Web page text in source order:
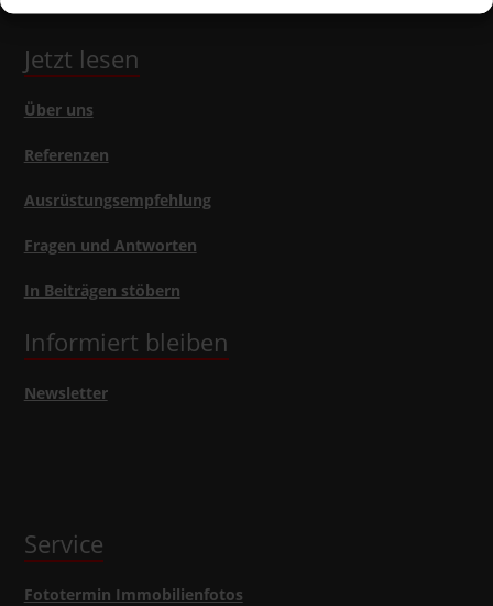
Jetzt lesen
Über uns
Referenzen
Ausrüstungsempfehlung
Fragen und Antworten
In Beiträgen stöbern
Informiert bleiben
Newsletter
Service
Fototermin Immobilienfotos